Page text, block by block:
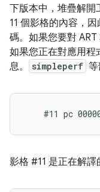
下版本中，堆疊解開
11 個影格的內容，
碼。如果您要對 ART
如果您正在對應用程
息。
simpleperf 等
影格 #11 是正在解譯